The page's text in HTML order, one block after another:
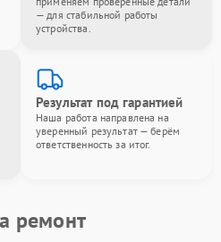
— для стабильной работы
устройства.
Результат под гарантией
Наша работа направлена на
уверенный результат — берём
ответственность за итог.
ремонт